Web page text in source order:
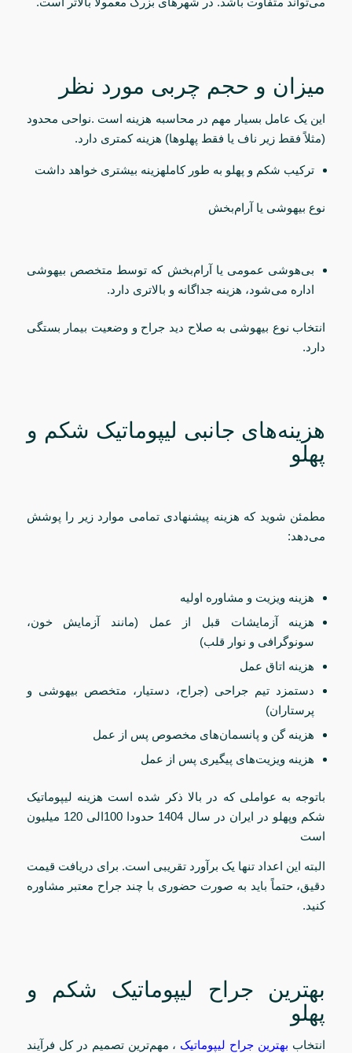
میزان و حجم چربی مورد نظر
این یک عامل بسیار مهم در محاسبه هزینه است .نواحی محدود
(مثلاً فقط زیر ناف یا فقط پهلوها) هزینه کمتری دارد.
ترکیب شکم و پهلو به طور کاملهزینه بیشتری خواهد داشت
نوع بیهوشی یا آرام‌بخش
بی‌هوشی عمومی یا آرام‌بخش که توسط متخصص بیهوشی
اداره می‌شود، هزینه جداگانه و بالاتری دارد.
انتخاب نوع بیهوشی به صلاح دید جراح و وضعیت بیمار بستگی
دارد.
هزینه‌های جانبی لیپوماتیک شکم و
پهلو
مطمئن شوید که هزینه پیشنهادی تمامی موارد زیر را پوشش
می‌دهد:
هزینه ویزیت و مشاوره اولیه
هزینه آزمایشات قبل از عمل (مانند آزمایش خون،
سونوگرافی و نوار قلب)
هزینه اتاق عمل
دستمزد تیم جراحی (جراح، دستیار، متخصص بیهوشی و
پرستاران)
هزینه گن و پانسمان‌های مخصوص پس از عمل
هزینه ویزیت‌های پیگیری پس از عمل
باتوجه به عواملی که در بالا ذکر شده است هزینه لیپوماتیک
شکم وپهلو در ایران در سال 1404 حدودا 100الی 120 میلیون
است
البته این اعداد تنها یک برآورد تقریبی است. برای دریافت قیمت
دقیق، حتماً باید به صورت حضوری با چند جراح معتبر مشاوره
کنید.
بهترین جراح لیپوماتیک شکم و
پهلو
انتخاب بهترین جراح لیپوماتیک ، مهم‌ترین تصمیم در کل فرآیند